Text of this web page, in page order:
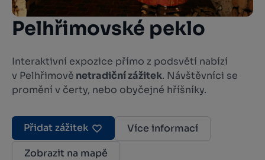
Pelhřimovské peklo
Interaktivní expozice přímo z podsvětí nabízí
v Pelhřimově netradiční zážitek. Návštěvníci se
promění v čerty, nebo obyčejné hříšníky.
Přidat zážitek
Více informací
Zobrazit na mapě